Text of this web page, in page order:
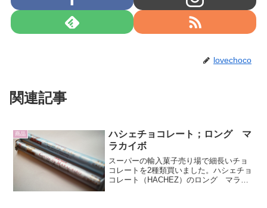
lovechoco
関連記事
商品
ハシェチョコレート；ロング マ
ラカイボ
スーパーの輸入菓子売り場で細長いチョ
コレートを2種類買いました。ハシェチョ
コレート（HACHEZ）のロング マラカ